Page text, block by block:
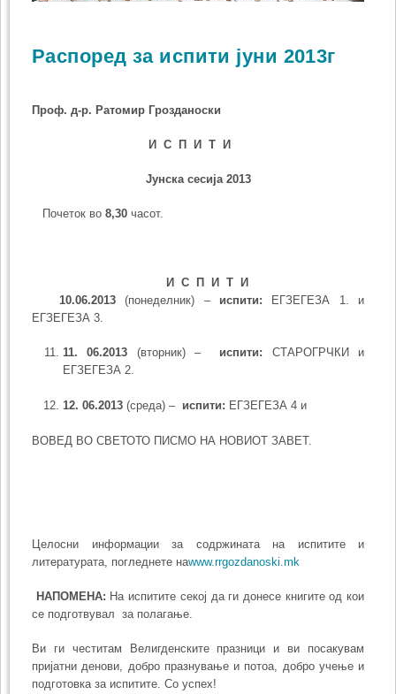
Распоред за испити јуни 2013г
Проф. д-р. Ратомир Грозданоски
И С П И Т И
Јунска сесија 2013
Почеток во 8,30 часот.
И С П И Т И
10.06.2013 (понеделник) – испити:
ЕГЗЕГЕЗА 1. и
ЕГЗЕГЕЗА 3.
11. 06.2013 (вторник) – испити: СТАРОГРЧКИ и
ЕГЗЕГЕЗА 2.
12. 06.2013 (среда) – испити: ЕГЗЕГЕЗА 4 и
ВОВЕД ВО СВЕТОТО ПИСМО НА НОВИОТ ЗАВЕТ.
Целосни информации за содржината на испитите и
литературата, погледнете наwww.rrgozdanoski.mk
НАПОМЕНА: На испитите секој да ги донесе книгите од кои
се подготвувал за полагање.
Ви ги честитам Велигденските празници и ви посакувам
пријатни денови, добро празнување и потоа, добро учење и
подготовка за испитите. Со успех!